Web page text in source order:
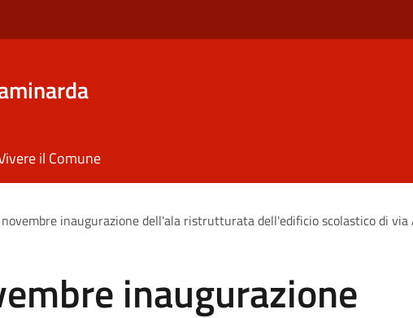
il Comune
inaugurazione dell'ala ristrutturata dell'edificio scolastico di via
inaugurazione